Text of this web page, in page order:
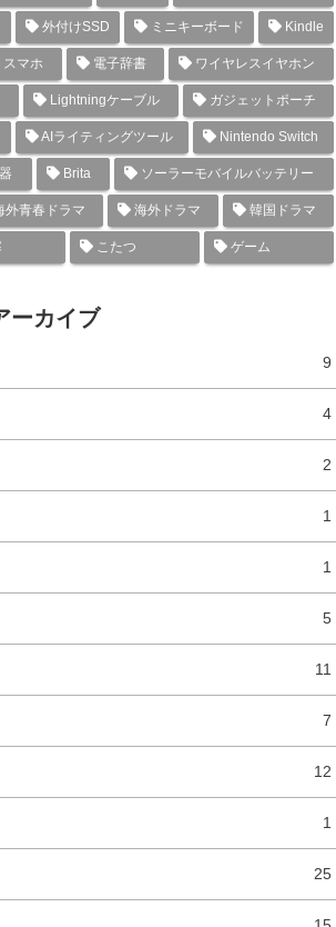
外付けSSD ミニキーボード Kindle
スマホ 電子辞書 ワイヤレスイヤホン
Lightningケーブル ガジェットポーチ
AIライティングツール Nintendo Switch
Brita ソーラーモバイルバッテリー
外青春ドラマ 海外ドラマ 韓国ドラマ
こたつ ゲーム
ーカイブ
9
4
2
1
1
5
11
7
12
1
25